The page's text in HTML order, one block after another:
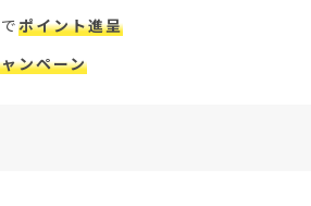
ポイント進呈
ンペーン